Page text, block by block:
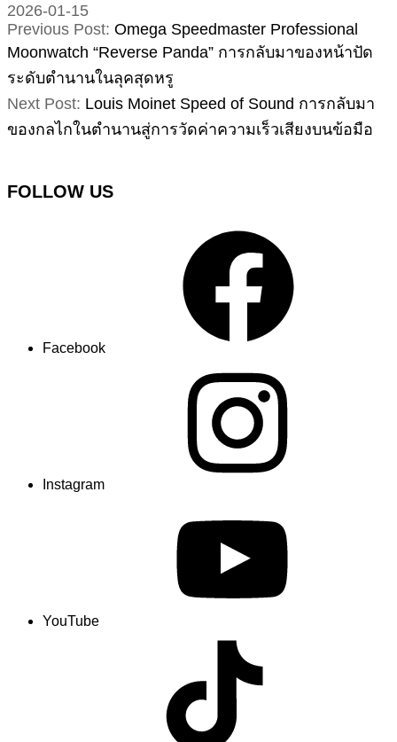
2026-01-15
Previous Post: Omega Speedmaster Professional
Moonwatch “Reverse Panda” การกลับมาของหน้าปัด
ระดับตำนานในลุคสุดหรู
Next Post: Louis Moinet Speed of Sound การกลับมา
ของกลไกในตำนานสู่การวัดค่าความเร็วเสียงบนข้อมือ
FOLLOW US
Facebook
Instagram
YouTube